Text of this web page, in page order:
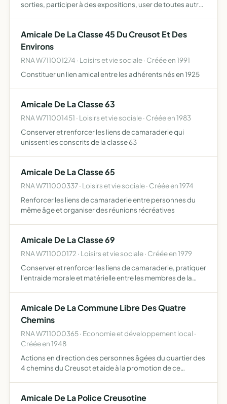
sorties, participer à des expositions, user de toutes autres
Amicale De La Classe 45 Du Creusot Et Des
Environs
RNA W711001274 · Loisirs et vie sociale · Créée en 1991
Constituer un lien amical entre les adhérents nés en 1925
Amicale De La Classe 63
RNA W711001451 · Loisirs et vie sociale · Créée en 1983
Conserver et renforcer les liens de camaraderie qui
unissent les conscrits de la classe 63
Amicale De La Classe 65
RNA W711000337 · Loisirs et vie sociale · Créée en 1974
Renforcer les liens de camaraderie entre personnes du
même âge et organiser des réunions récréatives
Amicale De La Classe 69
RNA W711000172 · Loisirs et vie sociale · Créée en 1979
Conserver et renforcer les liens de camaraderie, pratiquer
l'entraide morale et matérielle entre les membres de la
Amicale De La Commune Libre Des Quatre
Chemins
RNA W711000365 · Economie et développement local ·
Créée en 1948
Actions en direction des personnes âgées du quartier des
4 chemins du Creusot et aide à la promotion de ce
Amicale De La Police Creusotine